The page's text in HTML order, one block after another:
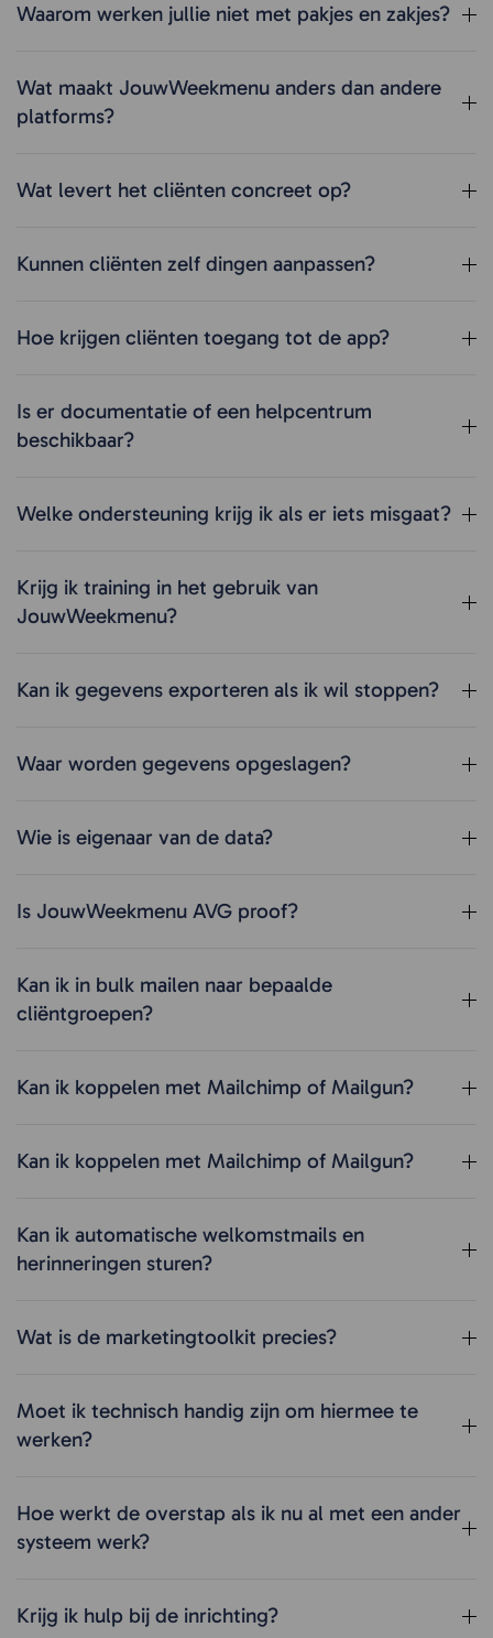
Waarom werken jullie niet met pakjes en zakjes?
Wat maakt JouwWeekmenu anders dan andere
platforms?
Wat levert het cliënten concreet op?
Kunnen cliënten zelf dingen aanpassen?
Hoe krijgen cliënten toegang tot de app?
Is er documentatie of een helpcentrum
beschikbaar?
Welke ondersteuning krijg ik als er iets misgaat?
Krijg ik training in het gebruik van
JouwWeekmenu?
Kan ik gegevens exporteren als ik wil stoppen?
Waar worden gegevens opgeslagen?
Wie is eigenaar van de data?
Is JouwWeekmenu AVG proof?
Kan ik in bulk mailen naar bepaalde
cliëntgroepen?
Kan ik koppelen met Mailchimp of Mailgun?
Kan ik koppelen met Mailchimp of Mailgun?
Kan ik automatische welkomstmails en
herinneringen sturen?
Wat is de marketingtoolkit precies?
Moet ik technisch handig zijn om hiermee te
werken?
Hoe werkt de overstap als ik nu al met een ander
systeem werk?
Krijg ik hulp bij de inrichting?